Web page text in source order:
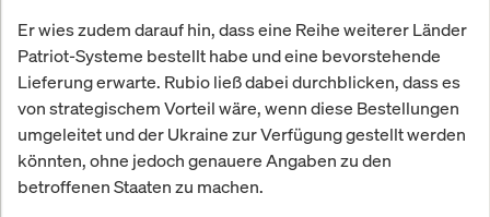
Er wies zudem darauf hin, dass eine Reihe weiterer Länder
Patriot-Systeme bestellt habe und eine bevorstehende
Lieferung erwarte. Rubio ließ dabei durchblicken, dass es
von strategischem Vorteil wäre, wenn diese Bestellungen
umgeleitet und der Ukraine zur Verfügung gestellt werden
könnten, ohne jedoch genauere Angaben zu den
betroffenen Staaten zu machen.